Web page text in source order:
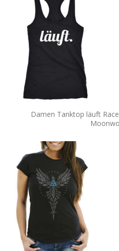
Damen Tanktop läuft